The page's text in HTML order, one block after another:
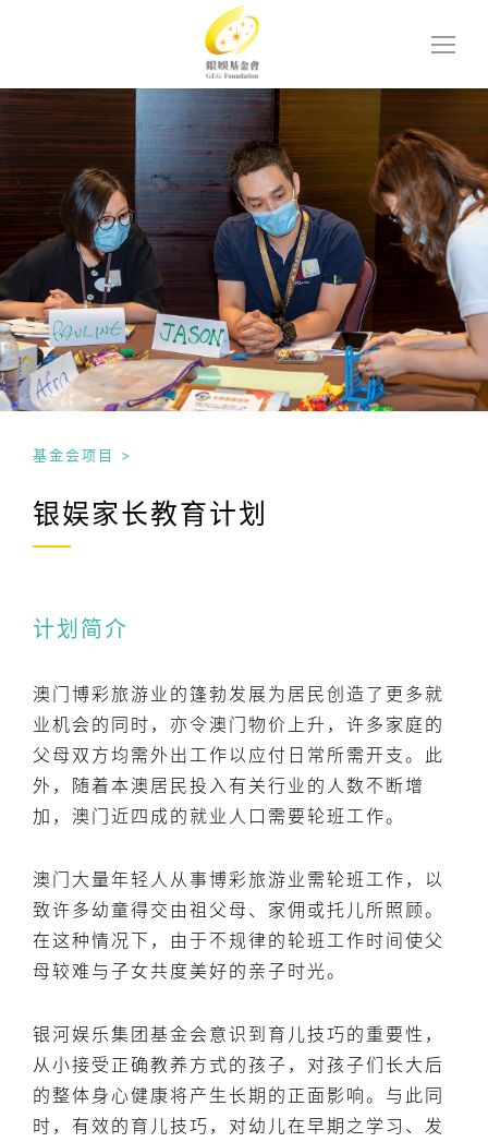
基金会项目 >
银娱家长教育计划
计划简介
澳门博彩旅游业的篷勃发展为居民创造了更多就
业机会的同时，亦令澳门物价上升，许多家庭的
父母双方均需外出工作以应付日常所需开支。此
外，随着本澳居民投入有关行业的人数不断增
加，澳门近四成的就业人口需要轮班工作。
澳门大量年轻人从事博彩旅游业需轮班工作，以
致许多幼童得交由祖父母、家佣或托儿所照顾。
在这种情况下，由于不规律的轮班工作时间使父
母较难与子女共度美好的亲子时光。
银河娱乐集团基金会意识到育儿技巧的重要性，
从小接受正确教养方式的孩子，对孩子们长大后
的整体身心健康将产生长期的正面影响。与此同
时，有效的育儿技巧，对幼儿在早期之学习、发